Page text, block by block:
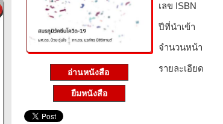
อ่านหนังสือ
ยืมหนังสือ
เลข ISBN
ปีที่นำเข้า
จำนวนหน้า
รายละเอียด